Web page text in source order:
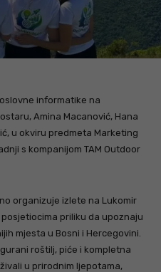
informatike na
Amina Macanović, Hana
u okviru predmeta Marketing
s kompanijom TAM Outdoor
organizuje izlete na Lukomir
priliku da upoznaju
mjesta u Bosni i Hercegovini.
roštilj, piće i kompletna
u prirodnim ljepotama,